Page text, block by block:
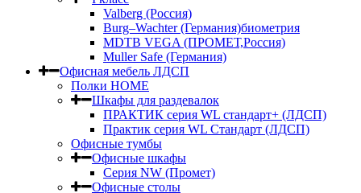
Valberg (Россия)
Burg–Wachter (Германия)биометрия
MDTB VEGA (ПРОМЕТ,Россия)
Muller Safe (Германия)
Офисная мебель ЛДСП
Полки HOME
Шкафы для раздевалок
ПРАКТИК серия WL стандарт+ (ЛДСП)
Практик серия WL Стандарт (ЛДСП)
Офисные тумбы
Офисные шкафы
Серия NW (Промет)
Офисные столы